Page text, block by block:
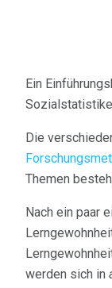
Ein
Die
Themen
Nach ein paar
werden sich in